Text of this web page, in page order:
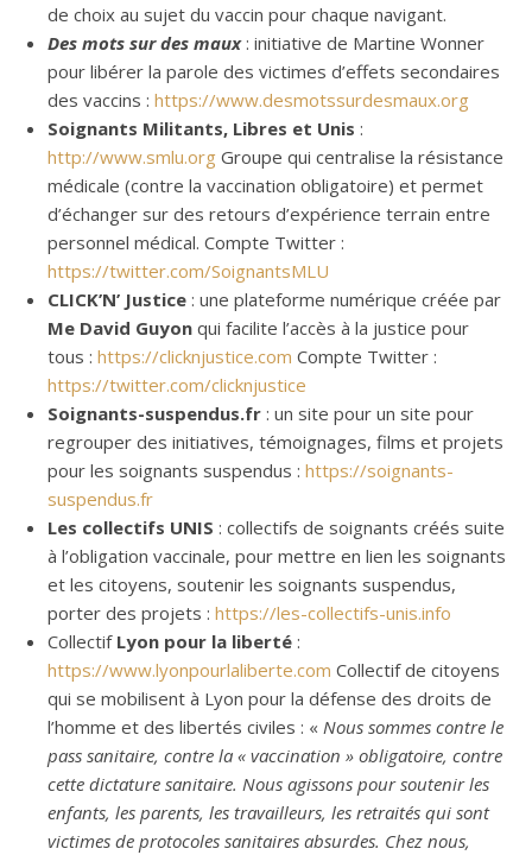
de choix au sujet du vaccin pour chaque navigant.
Des mots sur des maux: initiative de Martine Wonner
pour libérer la parole des victimes d’effets secondaires
des vaccins : https://www.desmotssurdesmaux.org
Soignants Militants, Libres et Unis :
http://www.smlu.org Groupe qui centralise la résistance
médicale (contre la vaccination obligatoire) et permet
d’échanger sur des retours d’expérience terrain entre
personnel médical. Compte Twitter :
https://twitter.com/SoignantsMLU
CLICK’N’ Justice : une plateforme numérique créée par
Me David Guyon qui facilite l’accès à la justice pour
tous : https://clicknjustice.com Compte Twitter :
https://twitter.com/clicknjustice
Soignants-suspendus.fr : un site pour un site pour
regrouper des initiatives, témoignages, films et projets
pour les soignants suspendus : https://soignants-
suspendus.fr
Les collectifs UNIS : collectifs de soignants créés suite
à l’obligation vaccinale, pour mettre en lien les soignants
et les citoyens, soutenir les soignants suspendus,
porter des projets : https://les-collectifs-unis.info
Collectif Lyon pour la liberté :
https://www.lyonpourlaliberte.com Collectif de citoyens
qui se mobilisent à Lyon pour la défense des droits de
l’homme et des libertés civiles : « Nous sommes contre le
pass sanitaire, contre la « vaccination » obligatoire, contre
cette dictature sanitaire. Nous agissons pour soutenir les
enfants, les parents, les travailleurs, les retraités qui sont
victimes de protocoles sanitaires absurdes. Chez nous,